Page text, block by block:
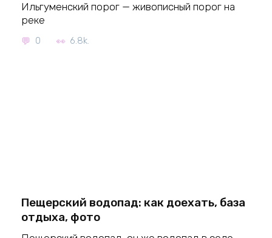
Ильгуменский порог — живописный порог на
реке
0 6.8k.
Пещерский водопад: как доехать, база
отдыха, фото